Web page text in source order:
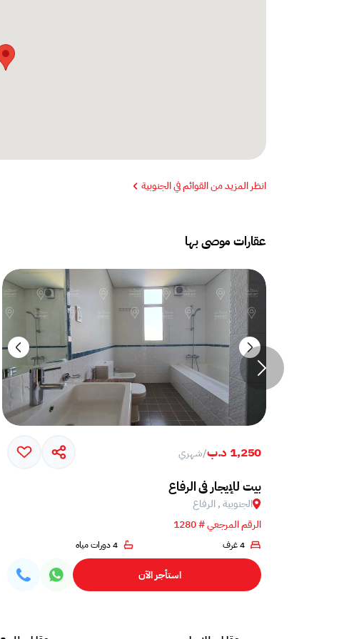
انظر المزيد من القوائم في الجنوبية
عقارات موصى بها
1,250 د.ب /شهري
بيت للإيجار في الرفاع
الجنوبية , الرفاع
الرقم المرجعي # 1280
4 غرف 4 دورات مياه
استأجر الآن